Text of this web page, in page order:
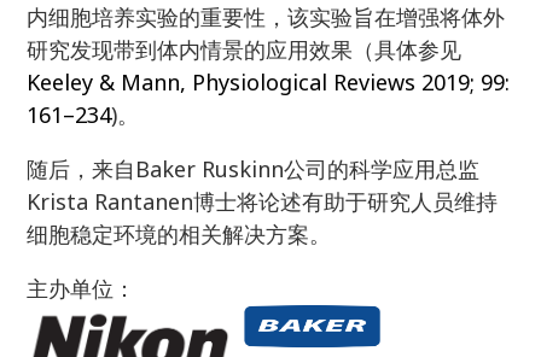
内细胞培养实验的重要性，该实验旨在增强将体外
研究发现带到体内情景的应用效果（具体参见
Keeley & Mann, Physiological Reviews 2019; 99:
161–234)。
随后，来自Baker Ruskinn公司的科学应用总监
Krista Rantanen博士将论述有助于研究人员维持
细胞稳定环境的相关解决方案。
主办单位：